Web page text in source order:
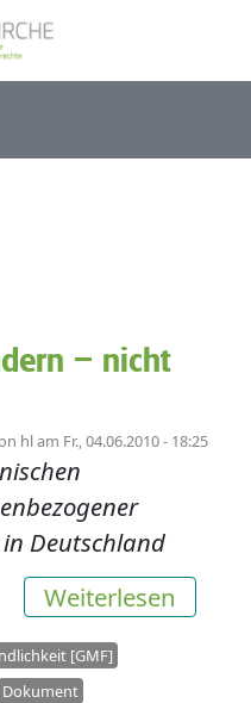
– nicht
hlam Fr., 04.06.2010 - 18:25
Deutschland
Weiterlesen
[GMF]
Dokument